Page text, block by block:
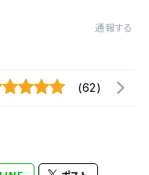
通報する
(62)